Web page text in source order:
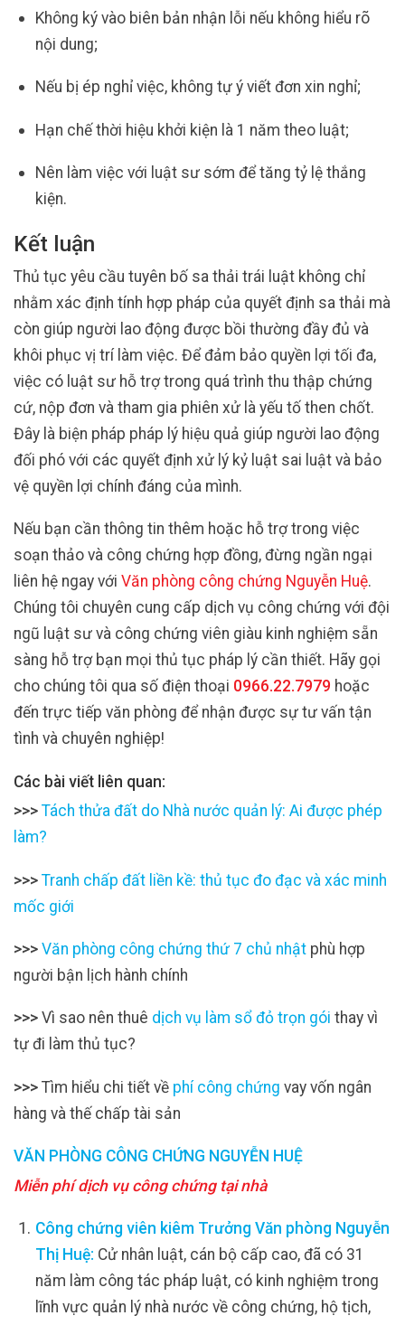
Không ký vào biên bản nhận lỗi nếu không hiểu rõ
nội dung;
Nếu bị ép nghỉ việc, không tự ý viết đơn xin nghỉ;
Hạn chế thời hiệu khởi kiện là 1 năm theo luật;
Nên làm việc với luật sư sớm để tăng tỷ lệ thắng
kiện.
Kết luận
Thủ tục yêu cầu tuyên bố sa thải trái luật không chỉ
nhằm xác định tính hợp pháp của quyết định sa thải mà
còn giúp người lao động được bồi thường đầy đủ và
khôi phục vị trí làm việc. Để đảm bảo quyền lợi tối đa,
việc có luật sư hỗ trợ trong quá trình thu thập chứng
cứ, nộp đơn và tham gia phiên xử là yếu tố then chốt.
Đây là biện pháp pháp lý hiệu quả giúp người lao động
đối phó với các quyết định xử lý kỷ luật sai luật và bảo
vệ quyền lợi chính đáng của mình.
Nếu bạn cần thông tin thêm hoặc hỗ trợ trong việc
soạn thảo và công chứng hợp đồng, đừng ngần ngại
liên hệ ngay với Văn phòng công chứng Nguyễn Huệ.
Chúng tôi chuyên cung cấp dịch vụ công chứng với đội
ngũ luật sư và công chứng viên giàu kinh nghiệm sẵn
sàng hỗ trợ bạn mọi thủ tục pháp lý cần thiết. Hãy gọi
cho chúng tôi qua số điện thoại 0966.22.7979 hoặc
đến trực tiếp văn phòng để nhận được sự tư vấn tận
tình và chuyên nghiệp!
Các bài viết liên quan:
>>> Tách thửa đất do Nhà nước quản lý: Ai được phép
làm?
>>> Tranh chấp đất liền kề: thủ tục đo đạc và xác minh
mốc giới
>>> Văn phòng công chứng thứ 7 chủ nhật phù hợp
người bận lịch hành chính
>>> Vì sao nên thuê dịch vụ làm sổ đỏ trọn gói thay vì
tự đi làm thủ tục?
>>> Tìm hiểu chi tiết về phí công chứng vay vốn ngân
hàng và thế chấp tài sản
VĂN PHÒNG CÔNG CHỨNG NGUYỄN HUỆ
Miễn phí dịch vụ công chứng tại nhà
Công chứng viên kiêm Trưởng Văn phòng Nguyễn
Thị Huệ: Cử nhân luật, cán bộ cấp cao, đã có 31
năm làm công tác pháp luật, có kinh nghiệm trong
lĩnh vực quản lý nhà nước về công chứng, hộ tịch,